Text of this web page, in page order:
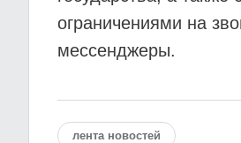
ограничениями на
мессенджеры.
лента новостей